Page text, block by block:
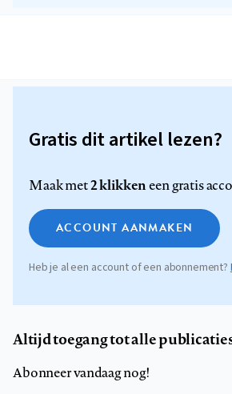
Gratis dit artikel lezen?
Maak met2 klikkeneen gratis
ACCOUNT AANMAKEN
Heb je al een account of een abonnement?
Altijd toegang tot alle
Abonneer vandaag nog!